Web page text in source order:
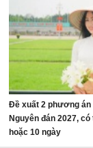
Đề xuất 2 phương án
Nguyên đán 2027, có
hoặc 10 ngày